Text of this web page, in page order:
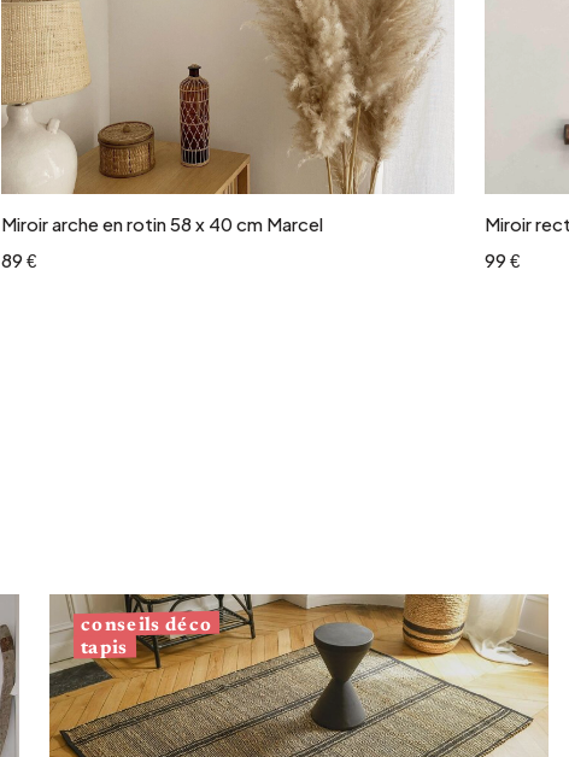
Ajouter au panier
Miroir arche en rotin 58 x 40 cm Marcel
89 €
Miroir
99 €
conseils déco
tapis